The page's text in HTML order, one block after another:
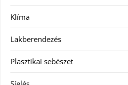
Klíma
Lakberendezés
Plasztikai sebészet